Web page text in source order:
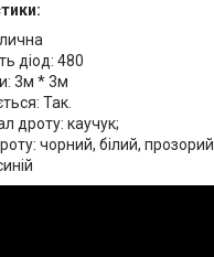
діод: 480
3м * 3м
Так.
дроту: каучук;
чорний, білий, прозорий